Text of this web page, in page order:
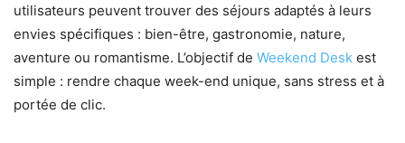
utilisateurs peuvent trouver des séjours adaptés à leurs
envies spécifiques : bien-être, gastronomie, nature,
aventure ou romantisme. L’objectif de Weekend Desk est
simple : rendre chaque week-end unique, sans stress et à
portée de clic.